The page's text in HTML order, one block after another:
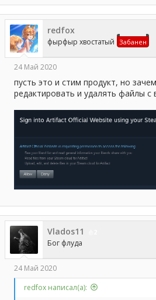
redfox
фырфыр хвостатый Забанен
24 Май 2020
пусть это и стим продукт, но
редактировать и удалять файлы с
Vlados11
Бог флуда
24 Май 2020
redfox написал(а):